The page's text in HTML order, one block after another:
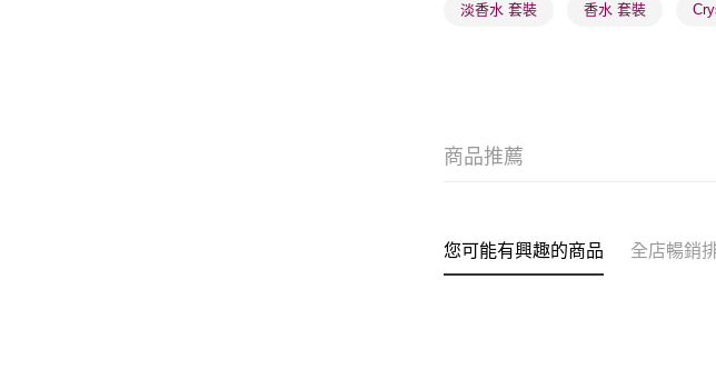
淡香水 套裝 香水 套裝
商品推薦
您可能有興趣的商品 全店暢銷